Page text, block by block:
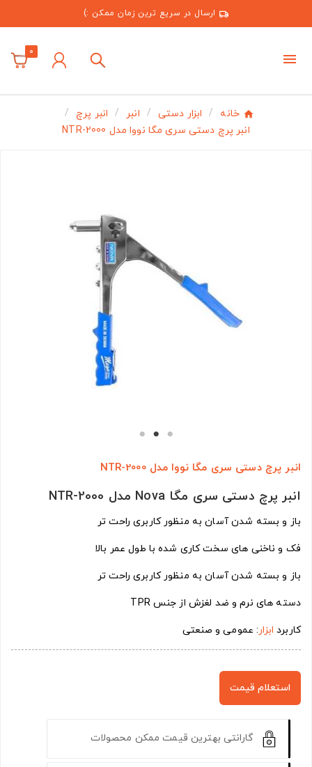
ارسال در سریع ترین زمان ممکن :)
0
خانه ابزار دستی انبر
انبر پرچ
انبر پرچ دستی سری مگا نووا مدل NTR-2000
انبر پرچ دستی سری مگا نووا مدل NTR-2000
انبر پرچ دستی سری مگا Nova مدل NTR-2000
باز و بسته شدن آسان به منظور کاربری راحت تر
فک و ناخنی های سخت کاری شده با طول عمر بالا
باز و بسته شدن آسان به منظور کاربری راحت تر
دسته های نرم و ضد لغزش از جنس TPR
کاربرد ابزار : عمومی و صنعتی
استعلام قیمت
گارانتی بهترین قیمت ممکن محصولات